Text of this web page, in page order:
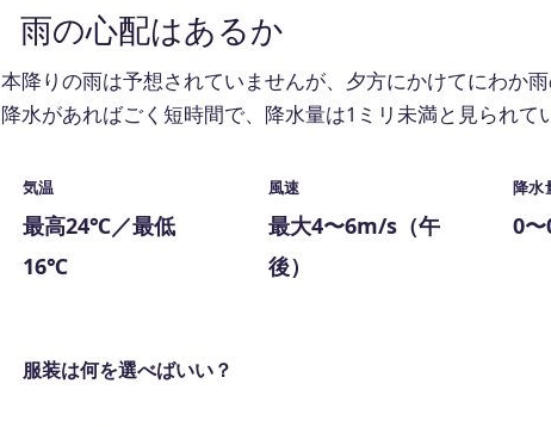
雨の心配はあるか
本降りの雨は予想されていませんが、夕方にかけてにわか
降水があればごく短時間で、降水量は1ミリ未満と見られて
気温
最高24℃／最低
16℃
風速
最大4〜6m/s（午
後）
降水
0
服装は何を選べばいい？